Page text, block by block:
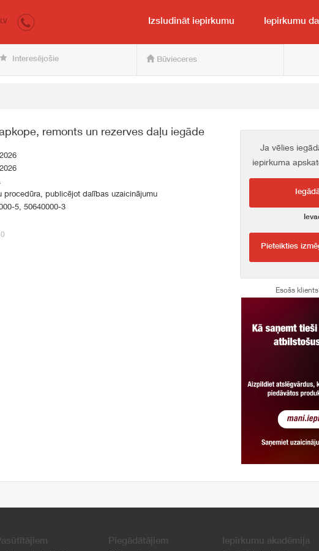
pircējam un pārdevējam
LV Izsludināt iepirkumu Iepirkumu
Interesējošie Būvieceres
remonts un rezerves daļu iegāde
procedūra, publicējot dalības uzaicinājumu
5, 50640000-3
Ja vēlies
iepirkuma
Pieteikties
Esošs
Piegādātājiem Iepirkumu akadēmija